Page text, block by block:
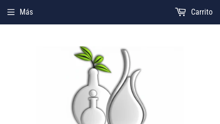
Más Carrito